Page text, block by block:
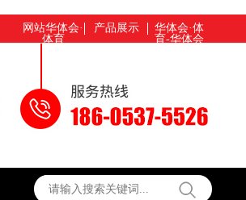
网站华体会·
体育
产品展示
华体会·体
育-华体会